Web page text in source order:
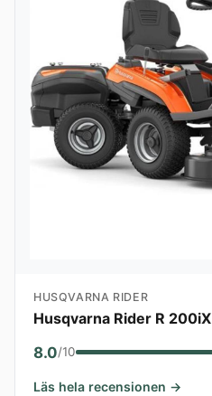
HUSQVARNA RIDER
Husqvarna Rider R 200iX
8.0/10
Läs hela recensionen →